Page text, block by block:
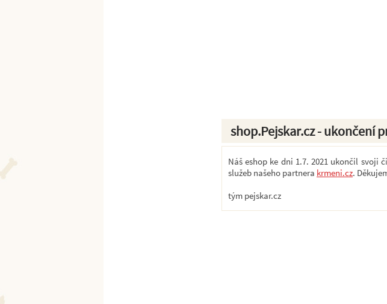
shop.Pejskar.cz - ukončení
Náš eshop ke dni 1.7. 2021 ukončil svoji
služeb našeho partnera krmeni.cz.
tým pejskar.cz